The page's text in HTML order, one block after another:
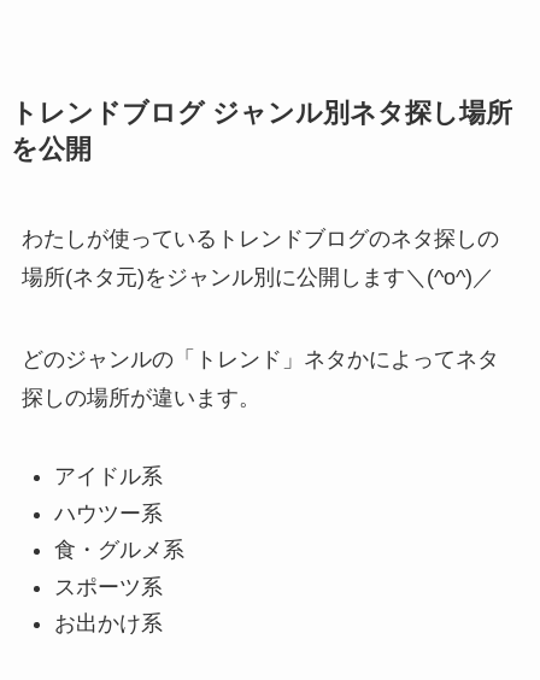
トレンドブログ ジャンル別ネタ探し場所
を公開
わたしが使っているトレンドブログのネタ探しの
場所(ネタ元)をジャンル別に公開します＼(^o^)／
どのジャンルの「トレンド」ネタかによってネタ
探しの場所が違います。
アイドル系
ハウツー系
食・グルメ系
スポーツ系
お出かけ系